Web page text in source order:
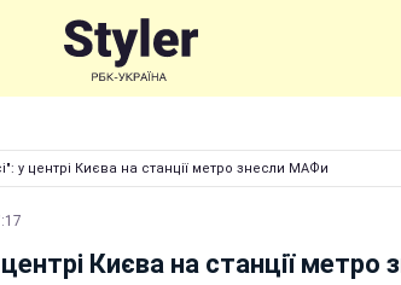
у центрі Києва на станції метро знесли МАФи
Києва на станції метро